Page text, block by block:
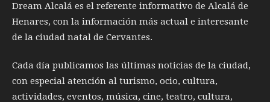
Dream Alcalá es el referente informativo de Alcalá de
Henares, con la información más actual e interesante
de la ciudad natal de Cervantes.
Cada día publicamos las últimas noticias de la ciudad,
con especial atención al turismo, ocio, cultura,
actividades, eventos, música, cine, teatro, cultura,